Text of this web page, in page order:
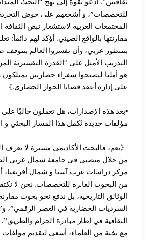
ثقافيين”. أدعو بقوة إلى نهج “البحث
للتخصصات”، و أشجعهم على خوض التجربة
المجتمعات العربية لاستشعار نبض الثقافة
مقارنتها بالواقع الصيني. أؤكد لهم دائماً:
بمنظور عربي، وأن تفسروا العالم بموقف
التدريب الأمثل على “القدرة التفسيرية
هو أملنا ليصبحوا سفراء حضاريين يمتلكون
على إدارة أعقد قضايا الحوار الحضاري.》
▪︎بعد هذه الإصدارات، هل تعملون حاليًا على
مؤلفات جديدة تُكمل هذا المسار البحثي و
《نعم، فالبحث الأكاديمي مسيرة لا تعرف
من خلال منصبي في جامعة شمال غربي
مركز دراسات غرب آسيا و شمال
من البحوث العابرة للتخصصات. نحن لا
الوثائق التاريخية، بل ندفع نحو بحوث
السرديات الحضارية في العصر الرقمي”،
الثقافية في إطار مبادرة الحزام
مع نخبة من العلماء، أسعى لتقديم